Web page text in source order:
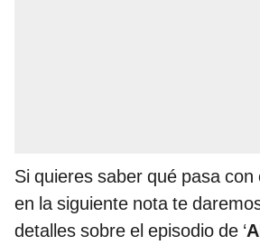
Si quieres saber qué pasa con
en la siguiente nota te
detalles sobre el episodio de ‘